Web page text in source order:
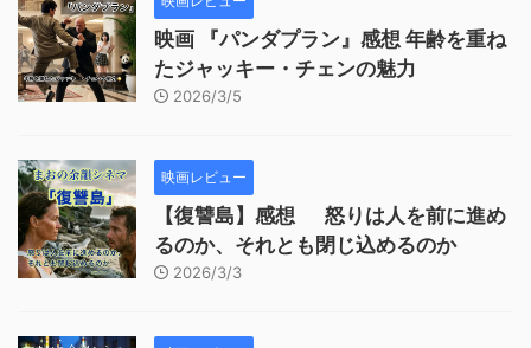
映画 『パンダプラン』感想 年齢を重ね
たジャッキー・チェンの魅力
2026/3/5
映画レビュー
【復讐島】感想 怒りは人を前に進め
るのか、それとも閉じ込めるのか
2026/3/3